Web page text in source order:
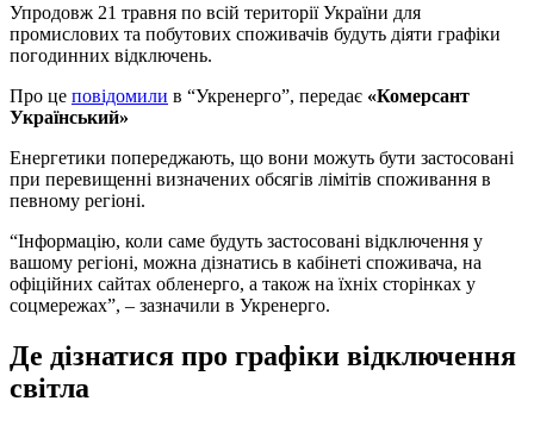
Упродовж 21 травня по всій території України для
промислових та побутових споживачів будуть діяти графіки
погодинних відключень.
Про це повідомили в “Укренерго”, передає «Комерсант
Український»
Енергетики попереджають, що вони можуть бути застосовані
при перевищенні визначених обсягів лімітів споживання в
певному регіоні.
“Інформацію, коли саме будуть застосовані відключення у
вашому регіоні, можна дізнатись в кабінеті споживача, на
офіційних сайтах обленерго, а також на їхніх сторінках у
соцмережах”, – зазначили в Укренерго.
Де дізнатися про графіки відключення
світла